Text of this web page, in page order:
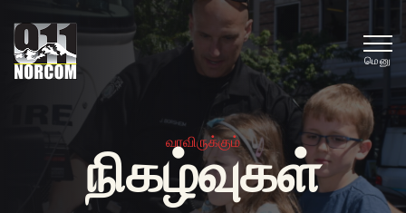
மெனு
வரவிருக்கும்
நிகழ்வுகள்